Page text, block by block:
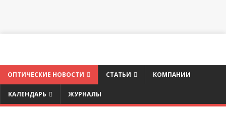
ОПТИЧЕСКИЕ НОВОСТИ СТАТЬИ КОМПАНИИ
КАЛЕНДАРЬ ЖУРНАЛЫ